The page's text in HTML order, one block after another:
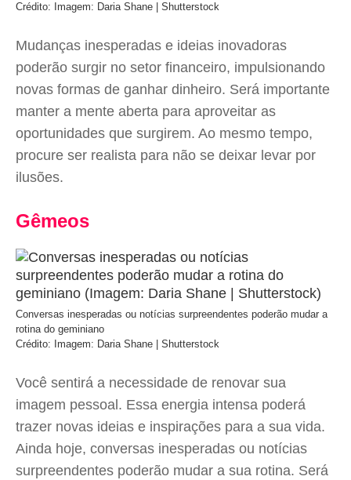
Crédito: Imagem: Daria Shane | Shutterstock
Mudanças inesperadas e ideias inovadoras
poderão surgir no setor financeiro, impulsionando
novas formas de ganhar dinheiro. Será importante
manter a mente aberta para aproveitar as
oportunidades que surgirem. Ao mesmo tempo,
procure ser realista para não se deixar levar por
ilusões.
Gêmeos
Conversas inesperadas ou notícias surpreendentes poderão mudar a
rotina do geminiano
Crédito: Imagem: Daria Shane | Shutterstock
Você sentirá a necessidade de renovar sua
imagem pessoal. Essa energia intensa poderá
trazer novas ideias e inspirações para a sua vida.
Ainda hoje, conversas inesperadas ou notícias
surpreendentes poderão mudar a sua rotina. Será